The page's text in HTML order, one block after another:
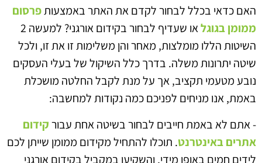
האם כדאי בכלל לבחור לקדם את האתר באמצעותפרסום
ממומן בגוגל
או שעדיף לבחור בקידום אורגני? למעשה 2
השיטות הללו מומלצות, מאחר והן משלימות זו את זו, ולכל
שיטה יתרונות משלה. בדרך כלל השיקול של בעלי העסקים
נובע מטעמי תקציב, אך על מנת לקבל החלטה מושכלת
באמת, אנו מניחים לפניכם כמה נקודות למחשבה:
- אתם לא באמת חייבים לבחור בשיטה אחת עבורקידום
אתרים באינטרנט. תוכלו להתחיל מקידום ממומן שייתן לכם
לידים חמים באופן מידי, והשקיעו במקביל בקידום אורגני